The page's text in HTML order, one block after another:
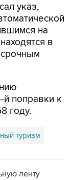
указ,
на
в
й поправки к
году.
туризм
ленту